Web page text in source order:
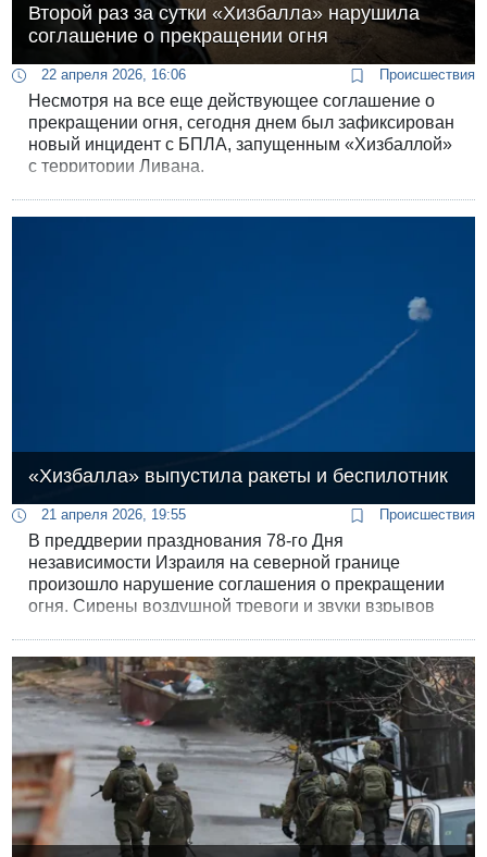
Второй раз за сутки «Хизбалла» нарушила
соглашение о прекращении огня
22 апреля 2026, 16:06 Происшествия
Несмотря на все еще действующее соглашение о
прекращении огня, сегодня днем был зафиксирован
новый инцидент с БПЛА, запущенным «Хизбаллой»
с территории Ливана.
«Хизбалла» выпустила ракеты и беспилотник
21 апреля 2026, 19:55 Происшествия
В преддверии празднования 78-го Дня
независимости Израиля на северной границе
произошло нарушение соглашения о прекращении
огня. Сирены воздушной тревоги и звуки взрывов